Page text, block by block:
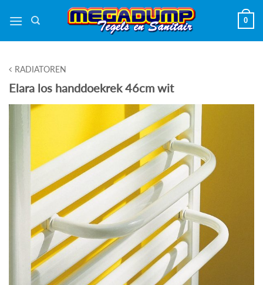
naar
0
RADIATOREN
Elara los handdoekrek 46cm wit